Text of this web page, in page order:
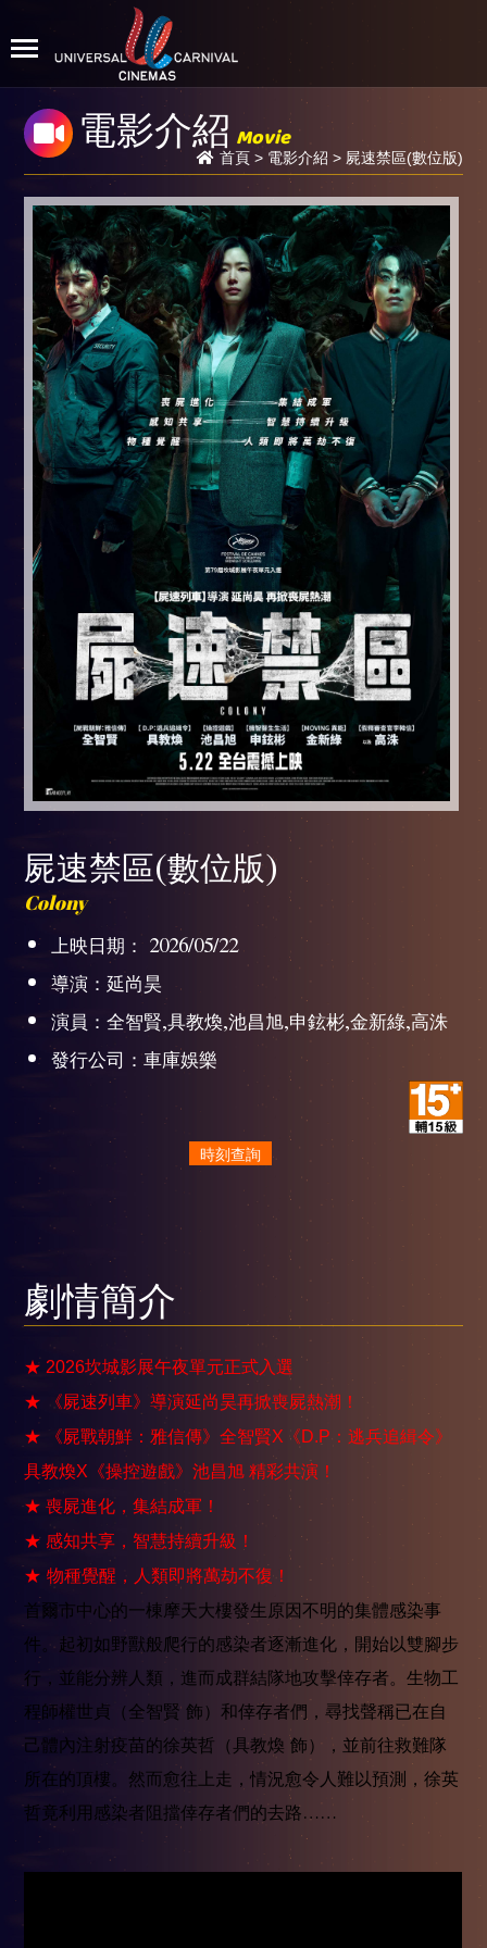
電影介紹 Movie
首頁> 電影介紹 > 屍速禁區(數位版)
屍速禁區(數位版)
Colony
上映日期： 2026/05/22
導演：延尚昊
演員：全智賢,具教煥,池昌旭,申鉉彬,金新綠,高洙
發行公司：車庫娛樂
時刻查詢
劇情簡介
★ 2026坎城影展午夜單元正式入選
★ 《屍速列車》導演延尚昊再掀喪屍熱潮！
★ 《屍戰朝鮮：雅信傳》全智賢X《D.P：逃兵追緝令》
具教煥X《操控遊戲》池昌旭 精彩共演！
★ 喪屍進化，集結成軍！
★ 感知共享，智慧持續升級！
★ 物種覺醒，人類即將萬劫不復！
首爾市中心的一棟摩天大樓發生原因不明的集體感染事
件。起初如野獸般爬行的感染者逐漸進化，開始以雙腳步
行，並能分辨人類，進而成群結隊地攻擊倖存者。生物工
程師權世貞（全智賢 飾）和倖存者們，尋找聲稱已在自
己體內注射疫苗的徐英哲（具教煥 飾），並前往救難隊
所在的頂樓。然而愈往上走，情況愈令人難以預測，徐英
哲竟利用感染者阻擋倖存者們的去路……